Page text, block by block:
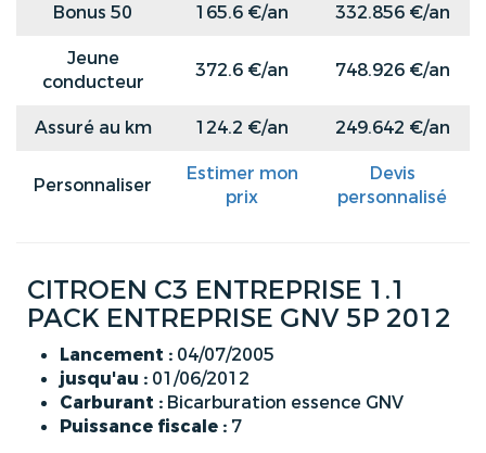
Bonus 50
165.6 €/an
332.856 €/an
Jeune
conducteur
372.6 €/an 748.926 €/an
Assuré au km 124.2 €/an 249.642 €/an
Personnaliser
Estimer mon
prix
Devis
personnalisé
CITROEN C3 ENTREPRISE 1.1
PACK ENTREPRISE GNV 5P 2012
Lancement : 04/07/2005
jusqu'au : 01/06/2012
Carburant : Bicarburation essence GNV
Puissance fiscale : 7